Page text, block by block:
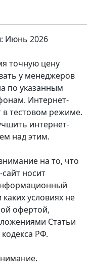
Июнь 2026
точную цену
у менеджеров
по указанным
Интернет-
в тестовом режиме.
интернет-
над этим.
на то, что
носит
условиях не
офертой,
Статьи
РФ.